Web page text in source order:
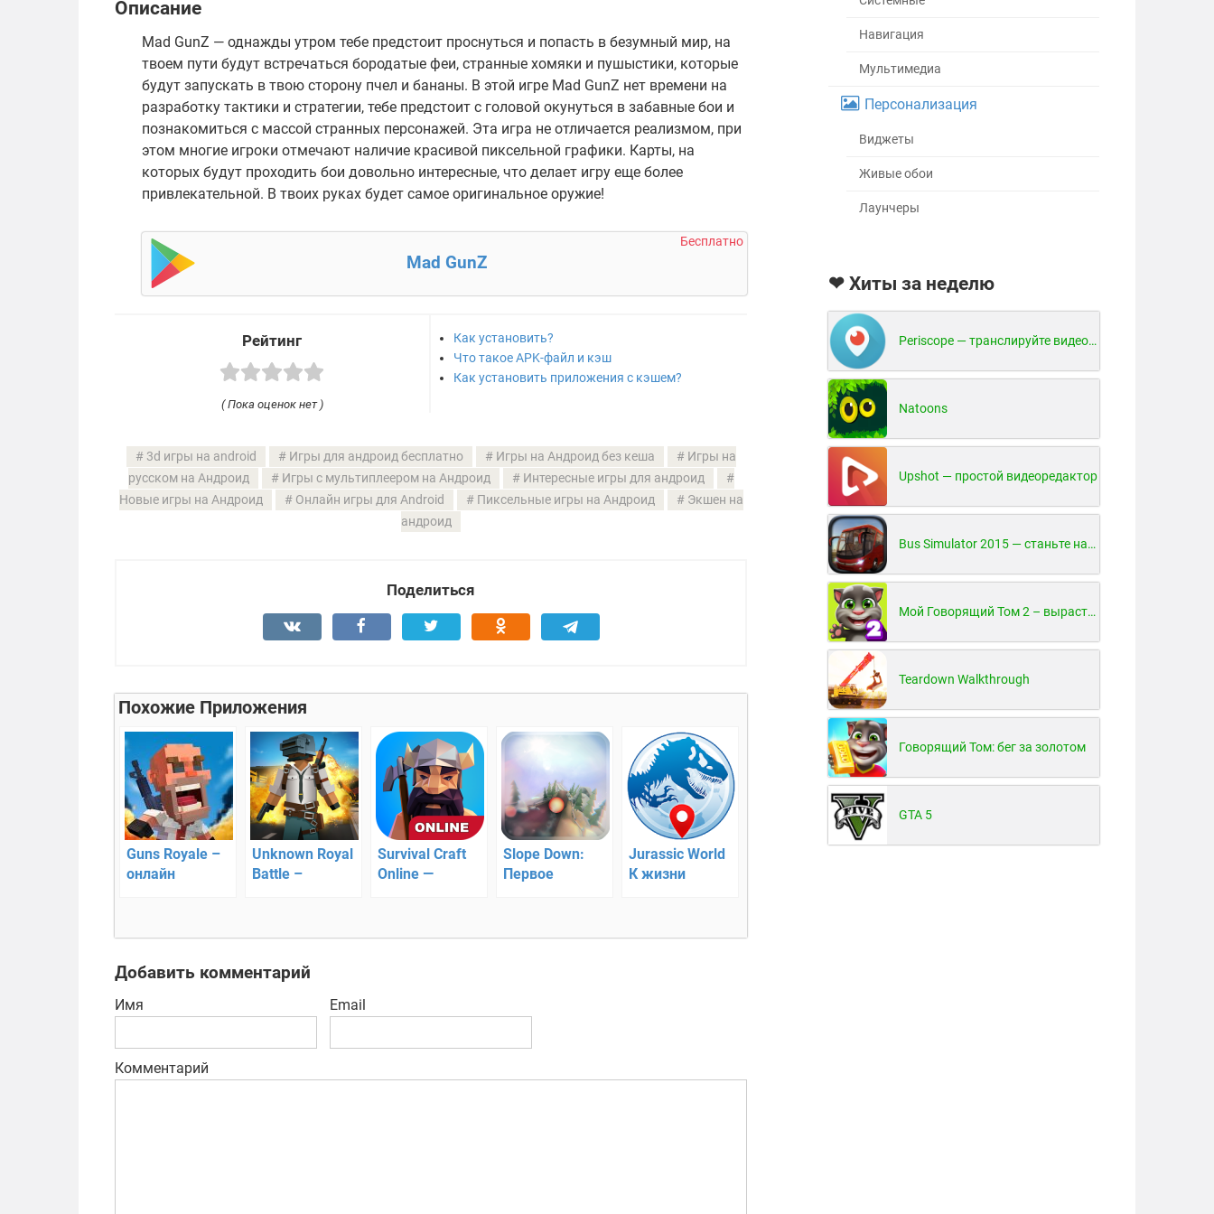
Описание
Mad GunZ — однажды утром тебе предстоит проснуться и попасть в безумный мир, на
твоем пути будут встречаться бородатые феи, странные хомяки и пушыстики, которые
будут запускать в твою сторону пчел и бананы. В этой игре Mad GunZ нет времени на
разработку тактики и стратегии, тебе предстоит с головой окунуться в забавные бои и
познакомиться с массой странных персонажей. Эта игра не отличается реализмом, при
этом многие игроки отмечают наличие красивой пиксельной графики. Карты, на
которых будут проходить бои довольно интересные, что делает игру еще более
привлекательной. В твоих руках будет самое оригинальное оружие!
Бесплатно
Mad GunZ
Рейтинг
( Пока оценок нет )
Как установить?
Что такое APK-файл и кэш
Как установить приложения с кэшем?
3d игры на android Игры для андроид бесплатно Игры на Андроид без кеша
Игры на
русском на Андроид
Игры с мультиплеером на Андроид
Интересные игры для андроид
Новые игры на Андроид
Онлайн игры для Android Пиксельные игры на Андроид
Экшен на
андроид
Поделиться
Похожие Приложения
Guns Royale –
онлайн
Unknown Royal
Battle –
Survival Craft
Online —
Slope Down:
Первое
Jurassic World
К жизни
Добавить комментарий
Имя Email
Комментарий
Навигация
Мультимедиа
Персонализация
Виджеты
Живые обои
Лаунчеры
❤ Хиты за неделю
Periscope — транслируйте видео в реальном времени!
Natoons
Upshot — простой видеоредактор
Bus Simulator 2015 — станьте настоящим водителем автобуса!
Мой Говорящий Том 2 – вырасти и воспитай своего котенка
Teardown Walkthrough
Говорящий Том: бег за золотом
GTA 5